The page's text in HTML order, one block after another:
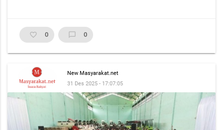
favorite_border 0 chat_bubble_outline 0
New Masyarakat.net
31 Des 2025 - 17:07:05